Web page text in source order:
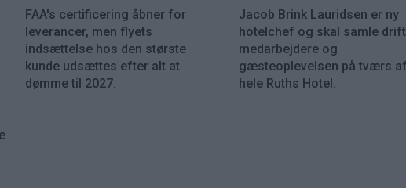
FAA's certificering åbner for
leverancer, men flyets
indsættelse hos den største
kunde udsættes efter alt at
dømme til 2027.
Jacob Brink Lauridsen er ny
hotelchef og skal samle
medarbejdere og
gæsteoplevelsen på tværs af
hele Ruths Hotel.